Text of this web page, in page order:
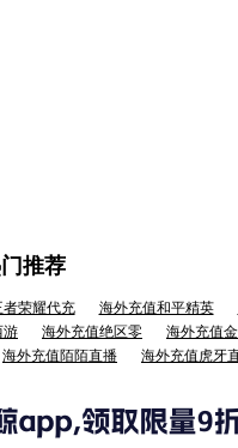
推荐
者荣耀代充 海外充值和平精英
游 海外充值绝区零 海外充值
海外充值陌陌直播 海外充值虎牙